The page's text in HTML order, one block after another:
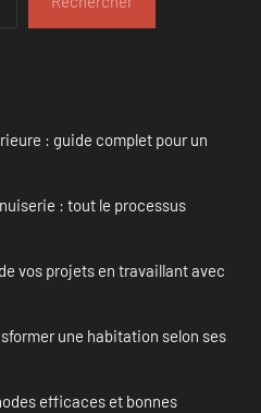
: guide complet pour un
: tout le processus
vos projets en travaillant avec
une habitation selon ses
efficaces et bonnes